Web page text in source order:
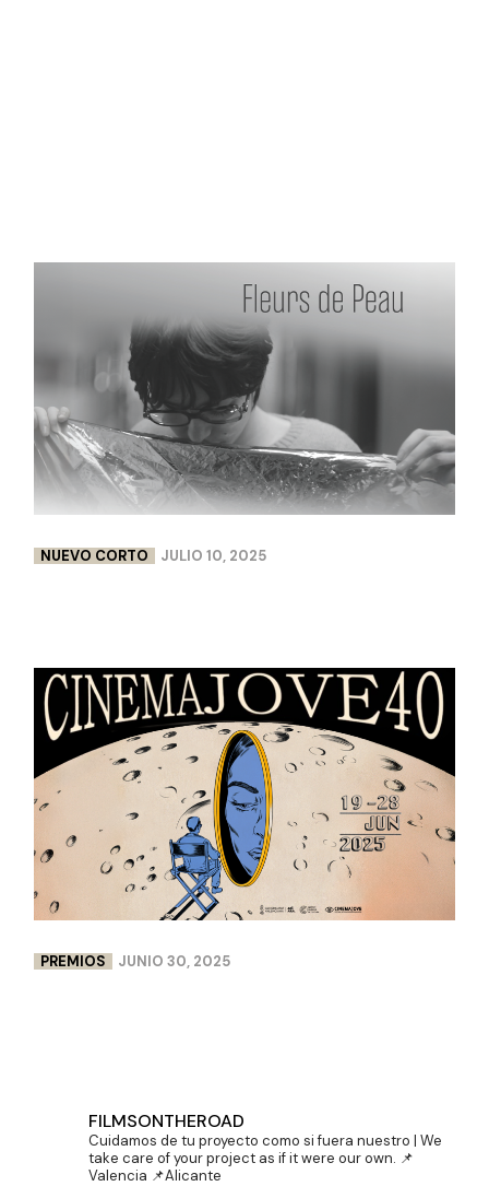
NUEVO CORTO JULIO 10, 2025
PREMIOS JUNIO 30, 2025
FILMSONTHEROAD
Cuidamos de tu proyecto como si fuera nuestro | We
take care of your project as if it were our own. 📌
Valencia 📌Alicante